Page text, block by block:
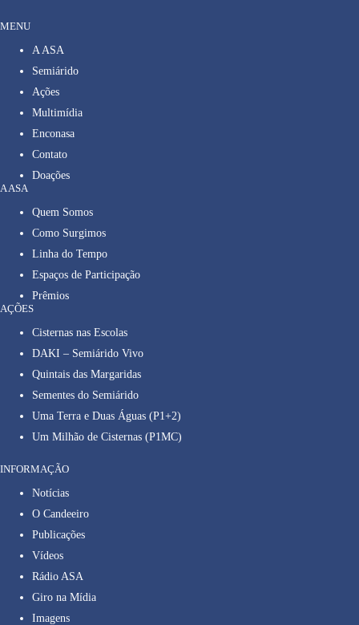
MENU
A ASA
Semiárido
Ações
Multimídia
Enconasa
Contato
Doações
A ASA
Quem Somos
Como Surgimos
Linha do Tempo
Espaços de Participação
Prêmios
AÇÕES
Cisternas nas Escolas
DAKI – Semiárido Vivo
Quintais das Margaridas
Sementes do Semiárido
Uma Terra e Duas Águas (P1+2)
Um Milhão de Cisternas (P1MC)
INFORMAÇÃO
Notícias
O Candeeiro
Publicações
Vídeos
Rádio ASA
Giro na Mídia
Imagens